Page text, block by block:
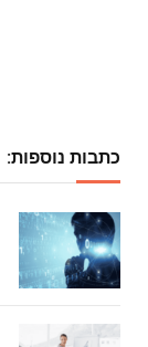
כתבות נוספות: